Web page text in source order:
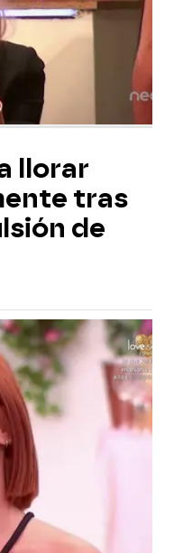
llorar
tras
de